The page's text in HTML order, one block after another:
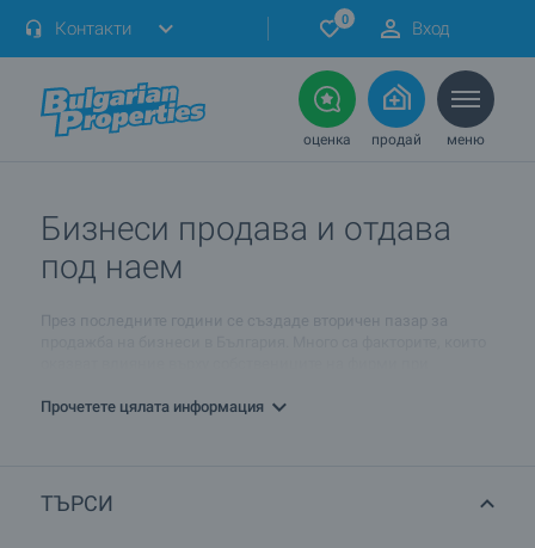
Контакти 0 Вход
оценка продай меню
Бизнеси продава и отдава
под наем
Според вашите изисквания ние ще се опитаме да намерим
бизнесът за продажба и под наем, който търсите. За повече
Прочетете цялата информация
ТЪРСИ